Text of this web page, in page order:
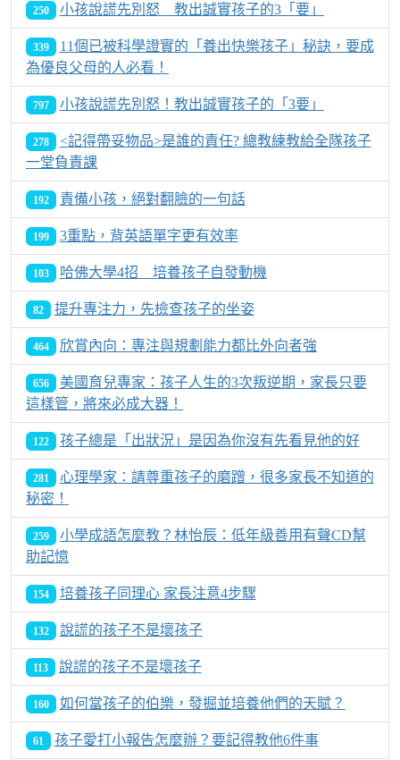
250 小孩說謊先別怒 教出誠實孩子的3「要」
339
11個已被科學證實的「養出快樂孩子」秘訣，要成
為優良父母的人必看！
797 小孩說謊先別怒！教出誠實孩子的「3要」
278
<記得帶妥物品>是誰的責任? 總教練教給全隊孩子
一堂負責課
192 責備小孩，絕對翻臉的一句話
199 3重點，背英語單字更有效率
103 哈佛大學4招 培養孩子自發動機
82 提升專注力，先檢查孩子的坐姿
464 欣賞內向：專注與規劃能力都比外向者強
656
美國育兒專家：孩子人生的3次叛逆期，家長只要
這樣管，將來必成大器！
122 孩子總是「出狀況」是因為你沒有先看見他的好
281
心理學家：請尊重孩子的磨蹭，很多家長不知道的
秘密！
259
小學成語怎麼教？林怡辰：低年級善用有聲CD幫
助記憶
154 培養孩子同理心 家長注意4步驟
132 說謊的孩子不是壞孩子
113 說謊的孩子不是壞孩子
160 如何當孩子的伯樂，發掘並培養他們的天賦？
61 孩子愛打小報告怎麼辦？要記得教他6件事